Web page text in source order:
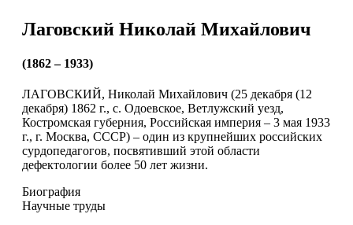
Лаговский Николай Михайлович
(1862 – 1933)
ЛАГОВСКИЙ, Николай Михайлович (25 декабря (12
декабря) 1862 г., с. Одоевское, Ветлужский уезд,
Костромская губерния, Российская империя – 3 мая 1933
г., г. Москва, СССР) – один из крупнейших российских
сурдопедагогов, посвятивший этой области
дефектологии более 50 лет жизни.
Биография
Научные труды